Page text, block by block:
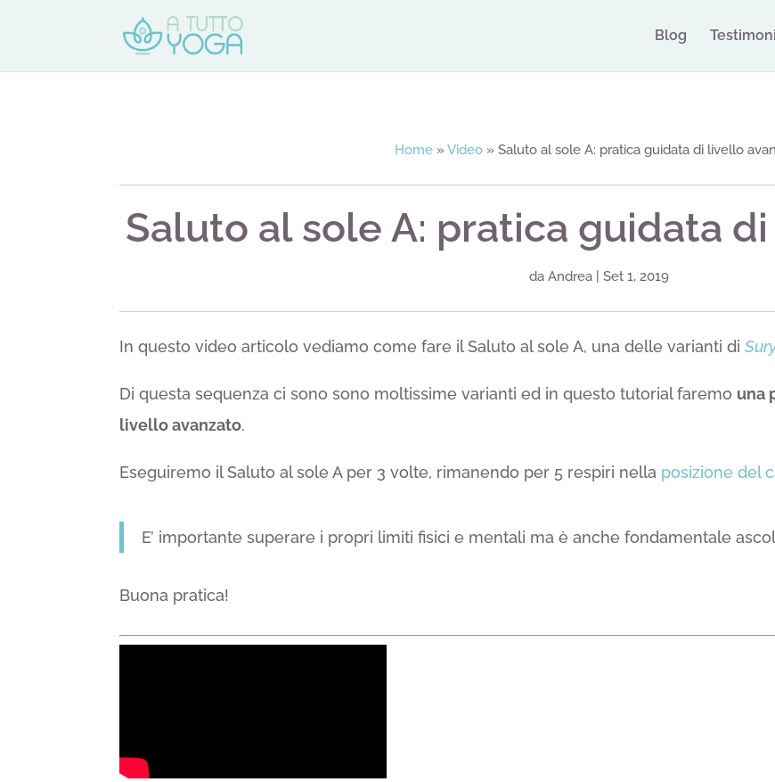
Blog
Home »Video » Saluto al sole A: pratica guidata di livello
Saluto al sole A: pratica guidata
da Andrea| Set 1, 2019
In questo video articolo vediamo come fare il Saluto al sole A, una delle varianti di
Di questa sequenza ci sono sono moltissime varianti ed in questo tutorial faremo una
livello avanzato.
Eseguiremo il Saluto al sole A per 3 volte, rimanendo per 5 respiri nella posizione del
E’ importante superare i propri limiti fisici e mentali ma è anche fondamentale
Buona pratica!